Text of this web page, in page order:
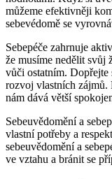
můžeme efektivněji
sebevédomě se
Sebepéče zahrnuje
že musíme nedělit svůj
vůči ostatním. Dopřejte
rozvoj vlastních zájmů.
nám dává větší
Sebeuvědomění a
vlastní potřeby a
sebeuvědomění a
ve vztahu a bránit se